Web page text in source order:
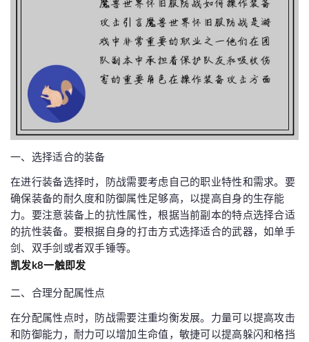
一、选择适合的装备
在进行装备选择时，防战需要考虑自己的职业特性和需求。要
确保装备的耐久度和防御属性足够高，以提高自身的生存能
力。要注意装备上的抗性属性，根据当前副本的特点选择合适
的抗性装备。要根据自身的打击方式选择适合的武器，如单手
剑、双手剑或者双手锤等。
凯发k8一触即发
二、合理分配属性点
在分配属性点时，防战需要注重均衡发展。力量可以提高攻击
和防御能力，耐力可以增加生命值，敏捷可以提高躲闪和格挡